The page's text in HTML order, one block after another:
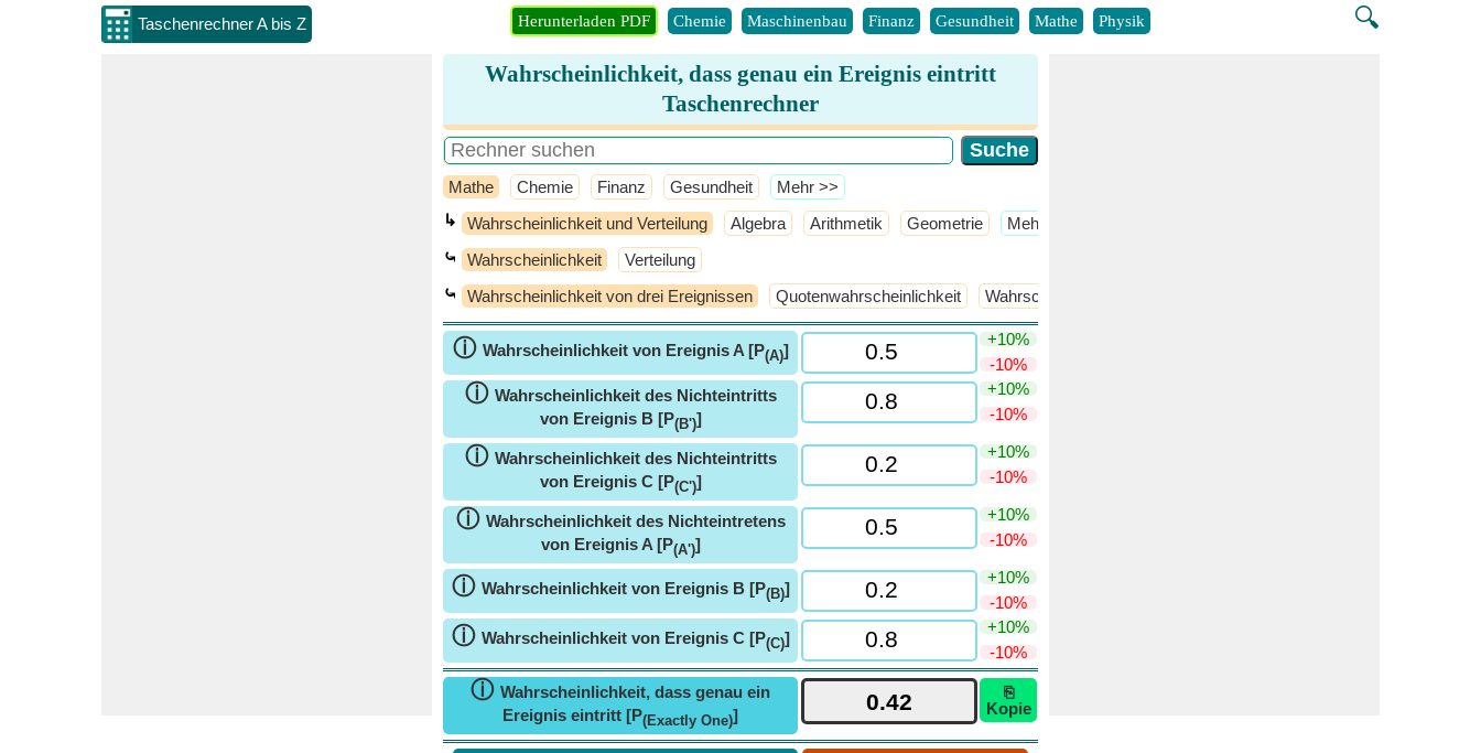
Taschenrechner A bis Z 🔍
Herunterladen PDF Chemie Maschinenbau Finanz Gesundheit Mathe Physik
Wahrscheinlichkeit, dass genau ein Ereignis eintritt
Taschenrechner
Mathe Chemie Finanz Gesundheit ​Mehr >>
↳ Wahrscheinlichkeit und Verteilung Algebra Arithmetik Geometrie ​Mehr >>
⤿ Wahrscheinlichkeit Verteilung
⤿ Wahrscheinlichkeit von drei Ereignissen Quotenwahrscheinlichkeit Wahrscheinlichkeit zweier Ereignisse
ⓘ Wahrscheinlichkeit von Ereignis A [P(A)]
+10%
-10%
ⓘ Wahrscheinlichkeit des Nichteintritts
von Ereignis B [P(B')]
+10%
-10%
ⓘ Wahrscheinlichkeit des Nichteintritts
von Ereignis C [P(C')]
+10%
-10%
ⓘ Wahrscheinlichkeit des Nichteintretens
von Ereignis A [P(A')]
+10%
-10%
ⓘ Wahrscheinlichkeit von Ereignis B [P(B)]
+10%
-10%
ⓘ Wahrscheinlichkeit von Ereignis C [P(C)]
+10%
-10%
ⓘ Wahrscheinlichkeit, dass genau ein
Ereignis eintritt [P(Exactly One)]
⎘
Kopie